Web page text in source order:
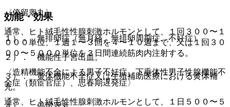
効能・効果
１）． 無排卵症（無月経、無排卵周期症、不妊症）。
２）． 機能性子宮出血。
３）． 黄体機能不全症又は生殖補助医療における黄体補
充。
〈停留睾丸〉
通常、ヒト絨毛性性腺刺激ホルモンとして、１回３００〜１
０００単位、１週１〜３回を４〜１０週まで、又は１回３０
００〜５０００単位を３日間連続筋肉内注射する。
〈造精機能不全による男子不妊症、下垂体性男子性腺機能不
全症（類宦官症）、思春期遅発症〉
通常、ヒト絨毛性性腺刺激ホルモンとして、１日５００〜５